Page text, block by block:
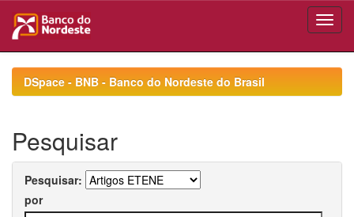
navigationDSpace - BNB - Banco do Nordeste do Brasil
Pesquisar
Pesquisar:
por